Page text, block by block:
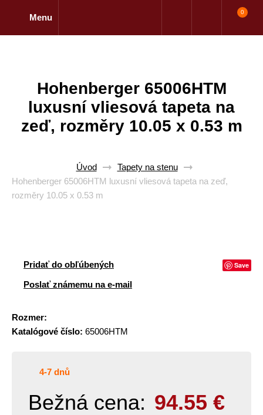
Menu
0
Hohenberger 65006HTM
luxusní vliesová tapeta na
zeď, rozměry 10.05 x 0.53 m
Úvod
Tapety na stenu
Hohenberger 65006HTM luxusní vliesová tapeta na zeď,
rozměry 10.05 x 0.53 m
Pridať do obľúbených Save
Poslať známemu na e-mail
Rozmer:
Katalógové číslo: 65006HTM
4-7 dnů
Bežná cena: 94.55 €